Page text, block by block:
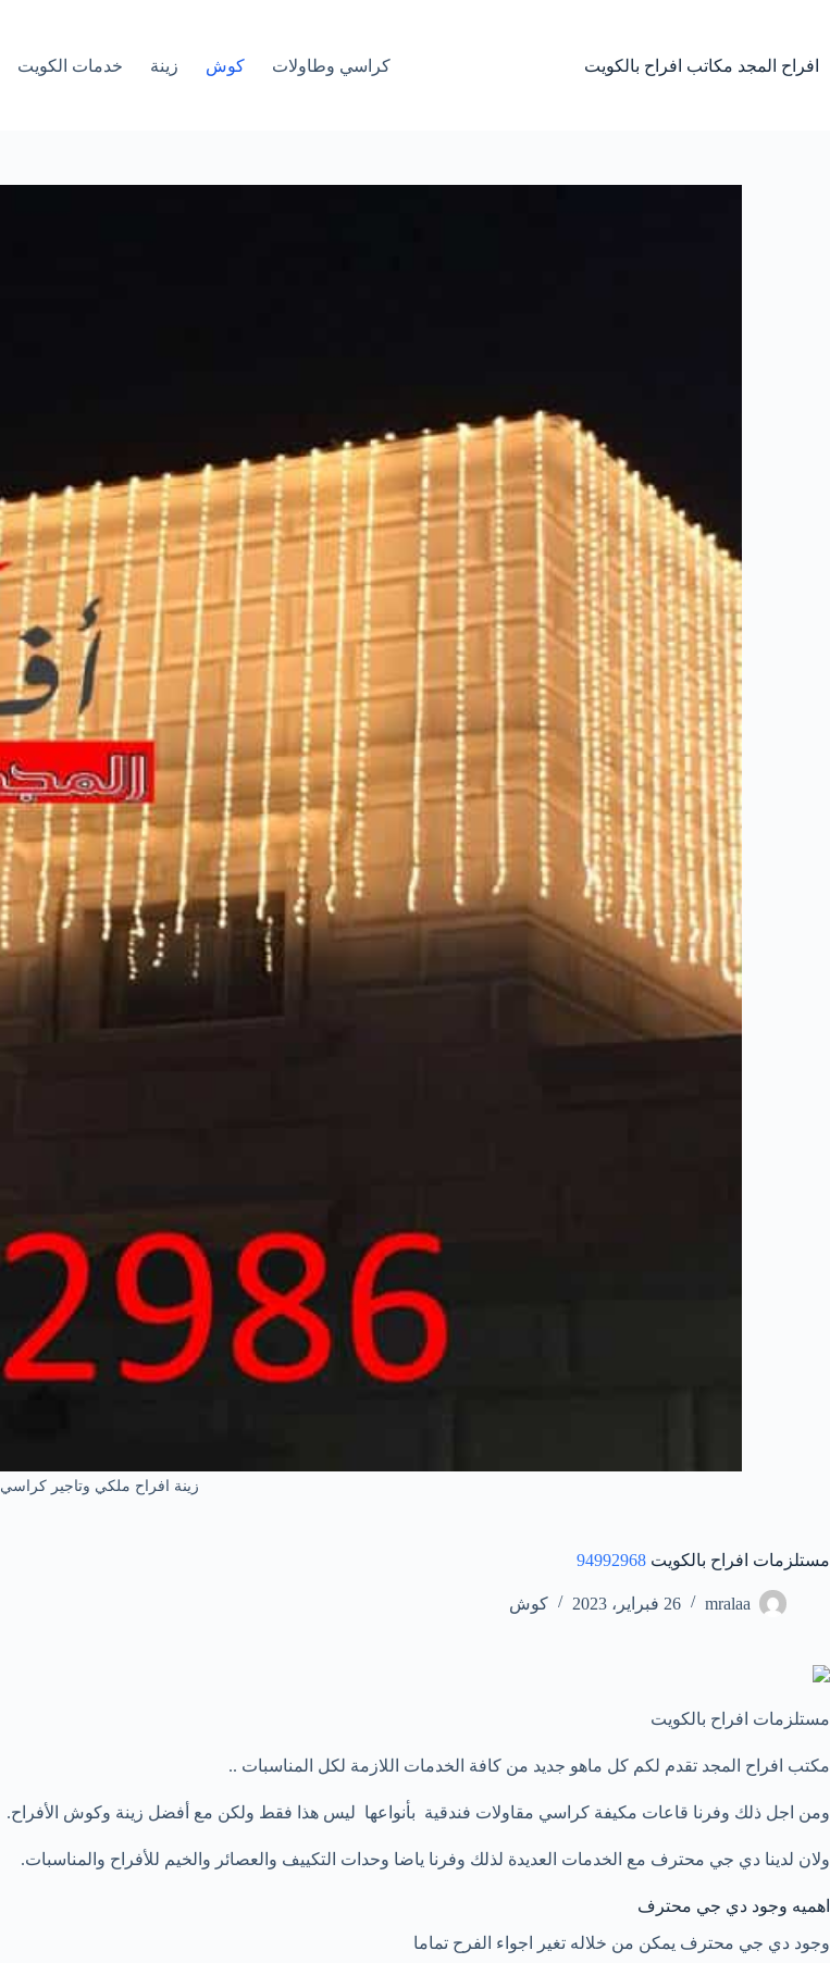
افراح المجد مكاتب افراح بالكويت كراسي وطاولات كوش زينة خدمات الكويت
زينة افراح ملكي وتاجير كراسي
مستلزمات افراح بالكويت 94992968
mralaa 26 فبراير، 2023 كوش
مستلزمات افراح بالكويت
مكتب افراح المجد تقدم لكم كل ماهو جديد من كافة الخدمات اللازمة لكل المناسبات ..
ومن اجل ذلك وفرنا قاعات مكيفة كراسي مقاولات فندقية بأنواعها ليس هذا فقط ولكن مع أفضل زينة وكوش الأفراح.
ولان لدينا دي جي محترف مع الخدمات العديدة لذلك وفرنا ياضا وحدات التكييف والعصائر والخيم للأفراح والمناسبات.
اهميه وجود دي جي محترف
وجود دي جي محترف يمكن من خلاله تغير اجواء الفرح تماما